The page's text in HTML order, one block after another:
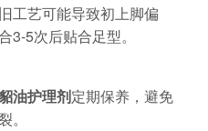
工艺可能导致初上脚偏
3-5次后贴合足型。
油护理剂定期保养，避免
。